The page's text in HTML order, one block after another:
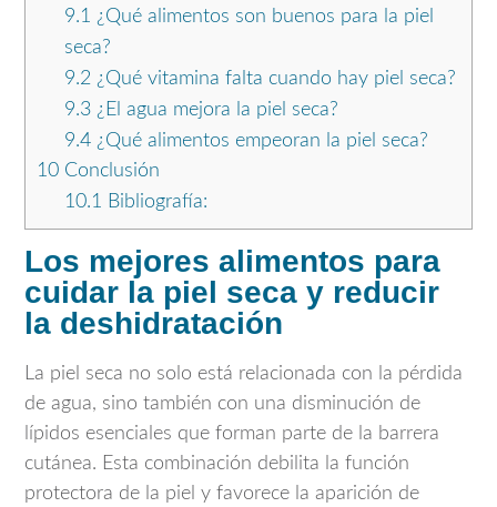
9.1 ¿Qué alimentos son buenos para la piel
seca?
9.2¿Qué vitamina falta cuando hay piel seca?
9.3¿El agua mejora la piel seca?
9.4¿Qué alimentos empeoran la piel seca?
10 Conclusión
10.1 Bibliografía:
Los mejores alimentos para
cuidar la piel seca y reducir
la deshidratación
La piel seca no solo está relacionada con la pérdida
de agua, sino también con una disminución de
lípidos esenciales que forman parte de la barrera
cutánea. Esta combinación debilita la función
protectora de la piel y favorece la aparición de